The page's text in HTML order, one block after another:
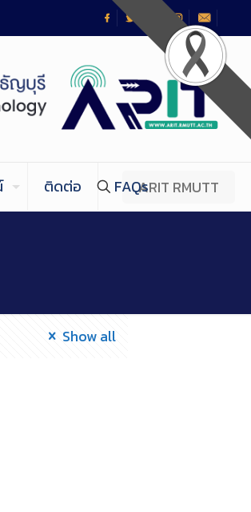
ติดต่อ FAQsARIT RMUTT
Show all